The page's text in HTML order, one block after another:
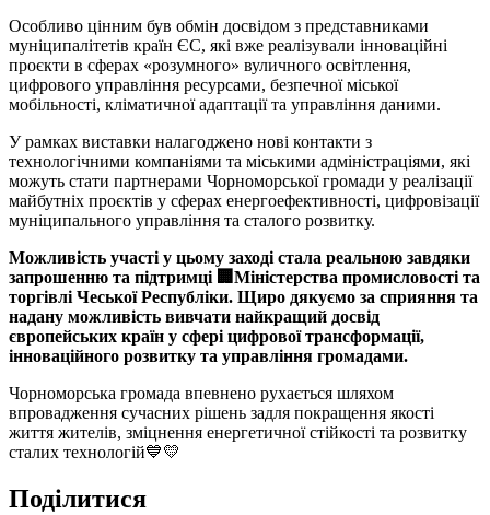
Особливо цінним був обмін досвідом з представниками
муніципалітетів країн ЄС, які вже реалізували інноваційні
проєкти в сферах «розумного» вуличного освітлення,
цифрового управління ресурсами, безпечної міської
мобільності, кліматичної адаптації та управління даними.
У рамках виставки налагоджено нові контакти з
технологічними компаніями та міськими адміністраціями, які
можуть стати партнерами Чорноморської громади у реалізації
майбутніх проєктів у сферах енергоефективності, цифровізації
муніципального управління та сталого розвитку.
Можливість участі у цьому заході стала реальною завдяки
запрошенню та підтримці 🏢Міністерства промисловості та
торгівлі Чеської Республіки. Щиро дякуємо за сприяння та
надану можливість вивчати найкращий досвід
європейських країн у сфері цифрової трансформації,
інноваційного розвитку та управління громадами.
Чорноморська громада впевнено рухається шляхом
впровадження сучасних рішень задля покращення якості
життя жителів, зміцнення енергетичної стійкості та розвитку
сталих технологій💙💛
Поділитися